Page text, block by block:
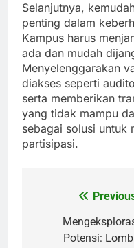
Selanjutnya,
penting dalam
Kampus harus
ada dan mudah
Menyelenggarakan
diakses seperti
serta memberikan
yang tidak mampu
sebagai solusi untuk
partisipasi.
navigation
Potensi: